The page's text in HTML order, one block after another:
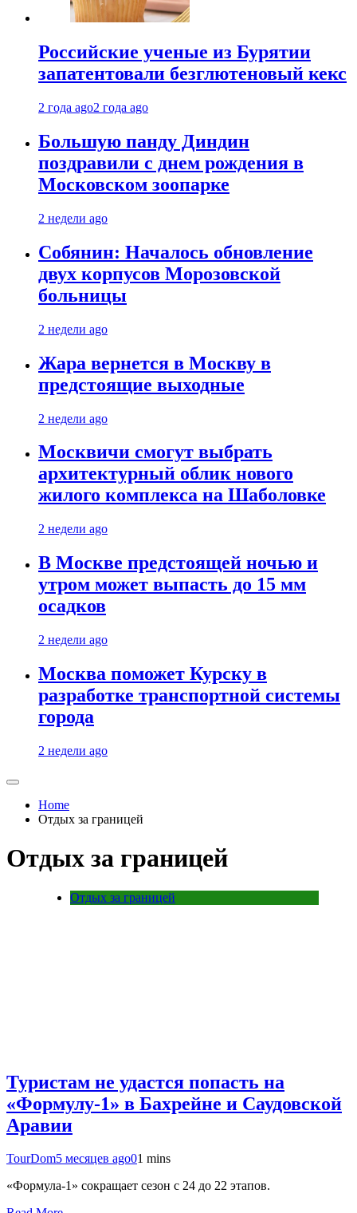
Российские ученые из Бурятии
запатентовали безглютеновый кекс
2 года ago2 года ago
Большую панду Диндин
поздравили с днем рождения в
Московском зоопарке
2 недели ago
Собянин: Началось обновление
двух корпусов Морозовской
больницы
2 недели ago
Жара вернется в Москву в
предстоящие выходные
2 недели ago
Москвичи смогут выбрать
архитектурный облик нового
жилого комплекса на Шаболовке
2 недели ago
В Москве предстоящей ночью и
утром может выпасть до 15 мм
осадков
2 недели ago
Москва поможет Курску в
разработке транспортной системы
города
2 недели ago
Home
Отдых за границей
Отдых за границей
Отдых за границей
Туристам не удастся попасть на
«Формулу-1» в Бахрейне и Саудовской
Аравии
TourDom5 месяцев ago01 mins
«Формула-1» сокращает сезон с 24 до 22 этапов.